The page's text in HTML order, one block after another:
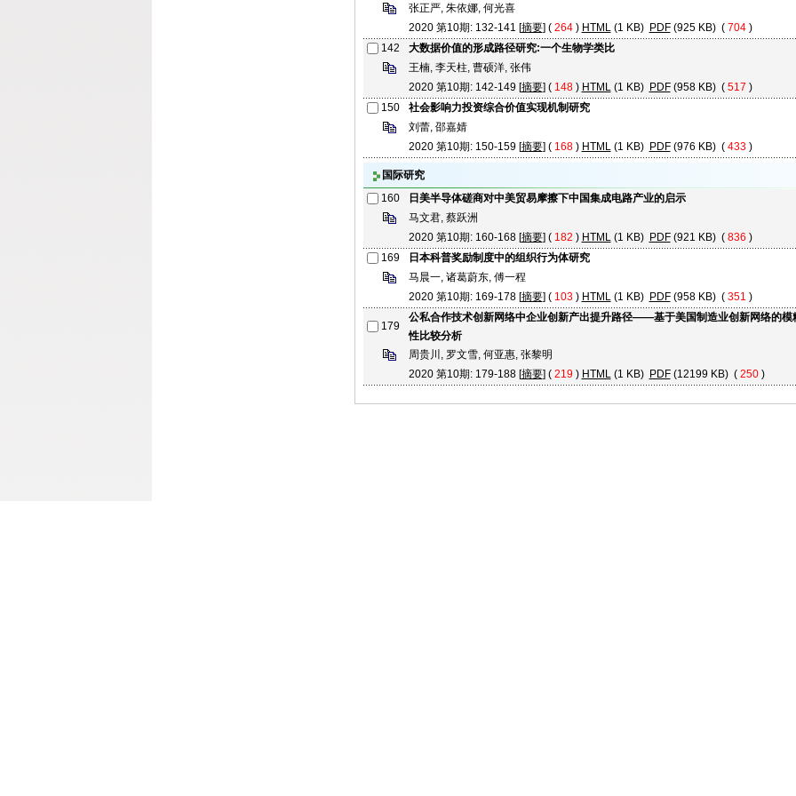
张正严, 朱依娜, 何光喜
2020 第10期: 132-141 [摘要] (264) HTML(1 KB) PDF(925 KB) ( 704 )
142
大数据价值的形成路径研究:一个生物学类比
王楠, 李天柱, 曹硕洋, 张伟
2020 第10期: 142-149 [摘要] (148) HTML(1 KB) PDF(958 KB) ( 517 )
150
社会影响力投资综合价值实现机制研究
刘蕾, 邵嘉婧
2020 第10期: 150-159 [摘要] (168) HTML(1 KB) PDF(976 KB) ( 433 )
国际研究
160
日美半导体磋商对中美贸易摩擦下中国集成电路产业的启示
马文君, 蔡跃洲
2020 第10期: 160-168 [摘要] (182 ) HTML(1 KB) PDF(921 KB) ( 836 )
169
日本科普奖励制度中的组织行为体研究
马晨一, 诸葛蔚东, 傅一程
2020 第10期: 169-178 [摘要] (103) HTML(1 KB) PDF(958 KB) ( 351 )
179
公私合作技术创新网络中企业创新产出提升路径——基于美国制造业创新网络的模
性比较分析
周贵川, 罗文雪, 何亚惠, 张黎明
2020 第10期: 179-188 [摘要] (219 ) HTML(1 KB) PDF(12199 KB) ( 250 )